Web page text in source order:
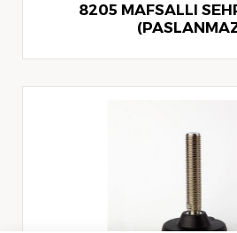
8205 MAFSALLI